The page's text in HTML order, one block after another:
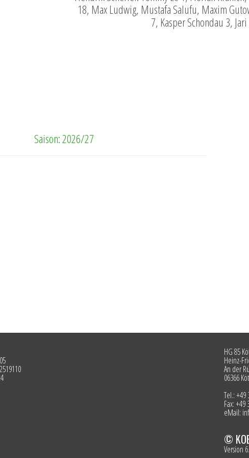
18, Max Ludwig, Mustafa Salufu, Maxim
7, Kasper Schondau 3,
Saison: 2026/27
HG 85
Heinz-
An der
06366
Tel.: +49
Fax: +49
eMail:
©
Version